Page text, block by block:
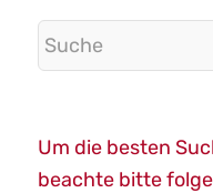
Um die besten
beachte bitte